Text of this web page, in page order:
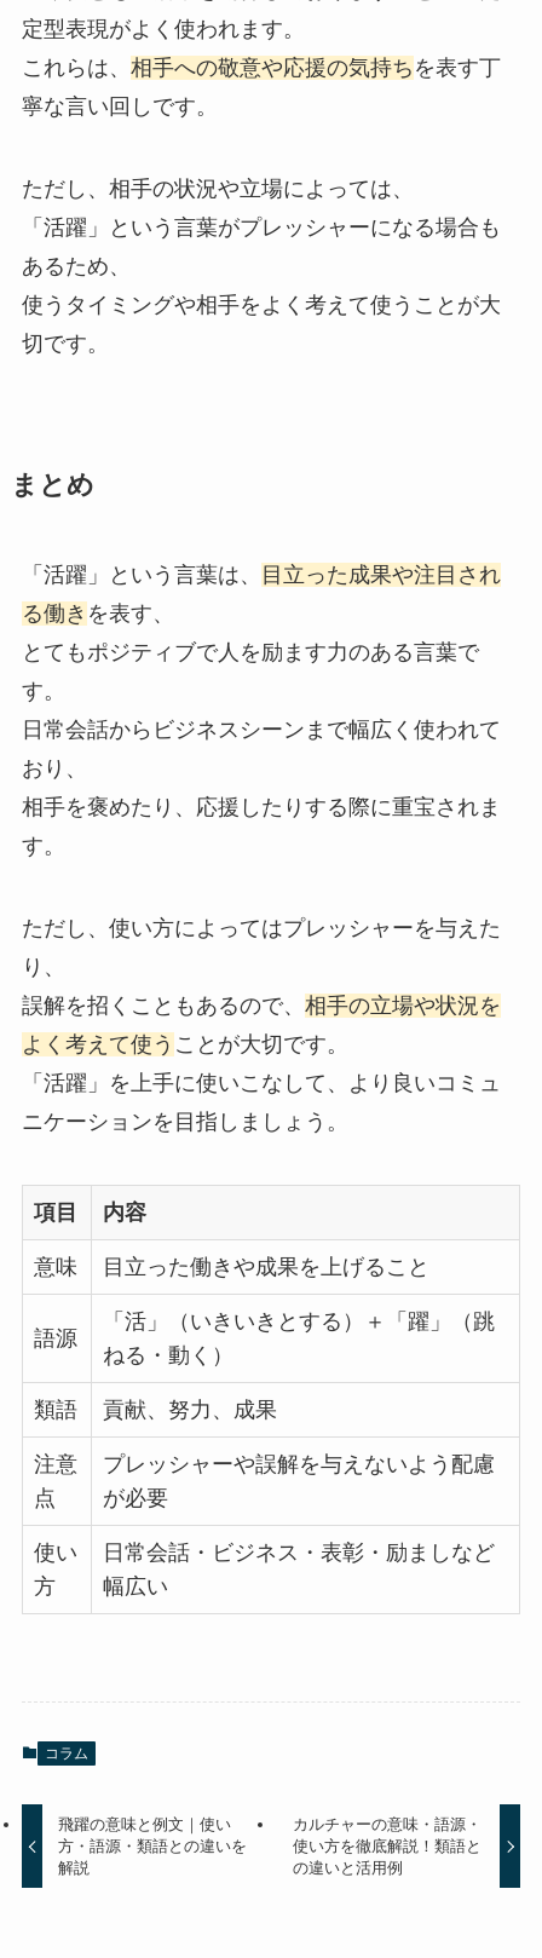
定型表現がよく使われます。
これらは、 相手への敬意や応援の気持ち を表す丁
寧な言い回しです。
ただし、相手の状況や立場によっては、
「活躍」という言葉がプレッシャーになる場合も
あるため、
使うタイミングや相手をよく考えて使うことが大
切です。
まとめ
「活躍」という言葉は、
目立った成果や注目され
る働き を表す、
とてもポジティブで人を励ます力のある言葉で
す。
日常会話からビジネスシーンまで幅広く使われて
おり、
相手を褒めたり、応援したりする際に重宝されま
す。
ただし、使い方によってはプレッシャーを与えた
り、
誤解を招くこともあるので、 相手の立場や状況を
よく考えて使う ことが大切です。
「活躍」を上手に使いこなして、より良いコミュ
ニケーションを目指しましょう。
項目 内容
意味 目立った働きや成果を上げること
語源
「活」（いきいきとする）＋「躍」（跳
ねる・動く）
類語 貢献、努力、成果
注意
点
プレッシャーや誤解を与えないよう配慮
が必要
使い
方
日常会話・ビジネス・表彰・励ましなど
幅広い
コラム
飛躍の意味と例文｜使い
方・語源・類語との違いを
解説
カルチャーの意味・語源・
使い方を徹底解説！類語と
の違いと活用例